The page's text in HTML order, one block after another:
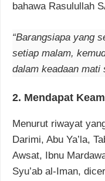
bahawa Rasulullah
“Barangsiapa yang
setiap malam,
dalam keadaan mati
2. Mendapat
Menurut riwayat
Darimi, Abu Ya’la,
Awsat, Ibnu
Syu’ab al-Iman,